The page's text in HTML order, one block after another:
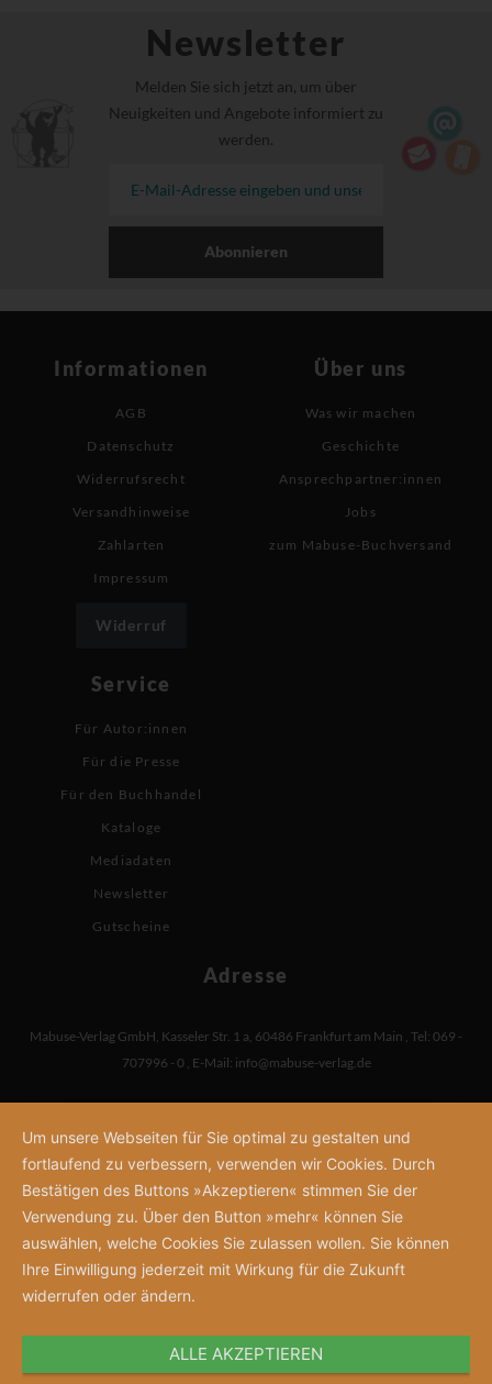
Newsletter
Melden Sie sich jetzt an, um über
Neuigkeiten und Angebote informiert zu
werden.
Abonnieren
Informationen
AGB
Datenschutz
Widerrufsrecht
Versandhinweise
Zahlarten
Impressum
Widerruf
Über uns
Was wir machen
Geschichte
Ansprechpartner:innen
Jobs
zum Mabuse-Buchversand
Service
Für Autor:innen
Für die Presse
Für den Buchhandel
Kataloge
Mediadaten
Newsletter
Gutscheine
Adresse
Mabuse-Verlag GmbH, Kasseler Str. 1 a, 60486 Frankfurt am Main , Tel: 069 -
707996 - 0 , E-Mail: info@mabuse-verlag.de
Um unsere Webseiten für Sie optimal zu gestalten und
fortlaufend zu verbessern, verwenden wir Cookies. Durch
Bestätigen des Buttons »Akzeptieren« stimmen Sie der
Verwendung zu. Über den Button »mehr« können Sie
auswählen, welche Cookies Sie zulassen wollen. Sie können
Ihre Einwilligung jederzeit mit Wirkung für die Zukunft
widerrufen oder ändern.
ALLE AKZEPTIEREN